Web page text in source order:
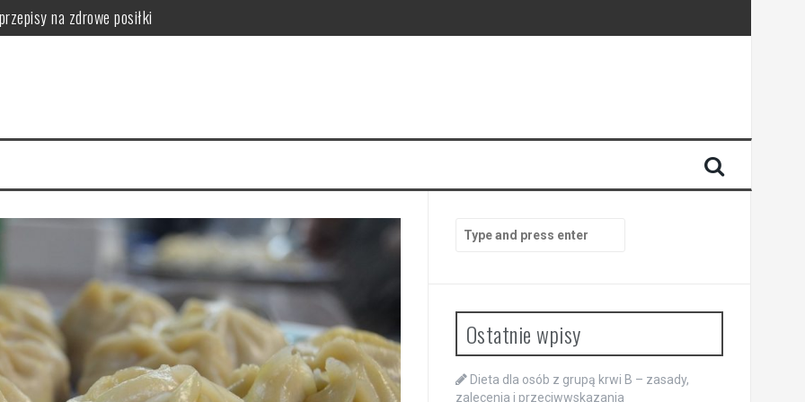
na zdrowe posiłki
i mięśni
skóry
i przeciwwskazania
Search
for:
Ostatnie wpisy
Dieta dla osób z grupą krwi B – zasady,
zalecenia i przeciwwskazania